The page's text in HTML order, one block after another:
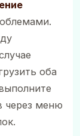
оба
через меню